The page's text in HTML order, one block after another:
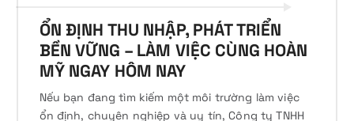
ỔN ĐỊNH THU NHẬP, PHÁT TRIỂN
BỀN VỮNG – LÀM VIỆC CÙNG HOÀN
MỸ NGAY HÔM NAY
Nếu bạn đang tìm kiếm một môi trường làm việc
ổn định, chuyên nghiệp và uy tín, Công ty TNHH